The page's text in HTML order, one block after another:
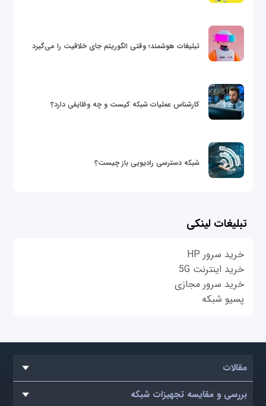
تبلیغات هوشمند؛ وقتی الگوریتم جای خلاقیت را می‌گیرد
کارشناس عملیات شبکه کیست و چه وظایفی دارد؟
شبکه دسترسی رادیویی باز چیست؟
تبلیغات لینکی
خرید سرور HP
خرید اینترنت 5G
خرید سرور مجازی
پسیو شبکه
مقالات
بررسی و مقایسه تجهیزات شبکه